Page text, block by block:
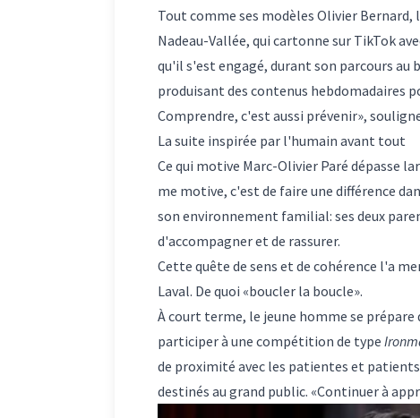
Tout comme ses modèles Olivier
Nadeau-Vallée, qui cartonne sur TikTok
qu'il s'est engagé, durant son parcours au
produisant des contenus hebdomadaires
Comprendre, c'est aussi prévenir»,
La suite inspirée par l'humain avant tout
Ce qui motive Marc-Olivier Paré dépasse
me motive, c'est de faire une différence
son environnement familial: ses deux
d'accompagner et de rassurer.
Cette quête de sens et de cohérence l'a
Laval. De quoi «boucler la boucle».
À court terme, le jeune homme se
participer à une compétition de type
de proximité avec les patientes et
destinés au grand public. «Continuer à